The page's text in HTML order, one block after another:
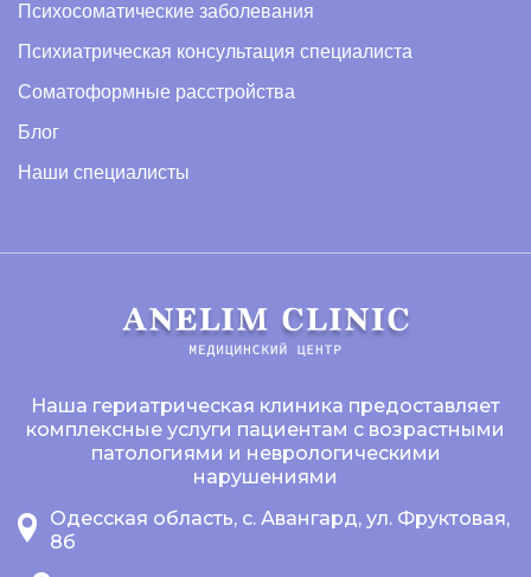
Психосоматические заболевания
Психиатрическая консультация специалиста
Соматоформные расстройства
Блог
Наши специалисты
Наша гериатрическая клиника предоставляет
комплексные услуги пациентам с возрастными
патологиями и неврологическими
нарушениями
Одесская область, с. Авангард, ул. Фруктовая,
8б